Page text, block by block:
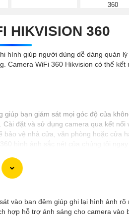
360
HIKVISION 360
giúp người dùng dễ dàng quản
WiFi 360 Hikvision có thể kết
bạn giám sát mọi góc độ của
đặt và sử dụng camera qua kết
vệ nhà cửa, văn phòng hoặc cửa
vào ban đêm giúp ghi lại hình ảnh
hợp hỗ trợ ánh sáng cho camera vào